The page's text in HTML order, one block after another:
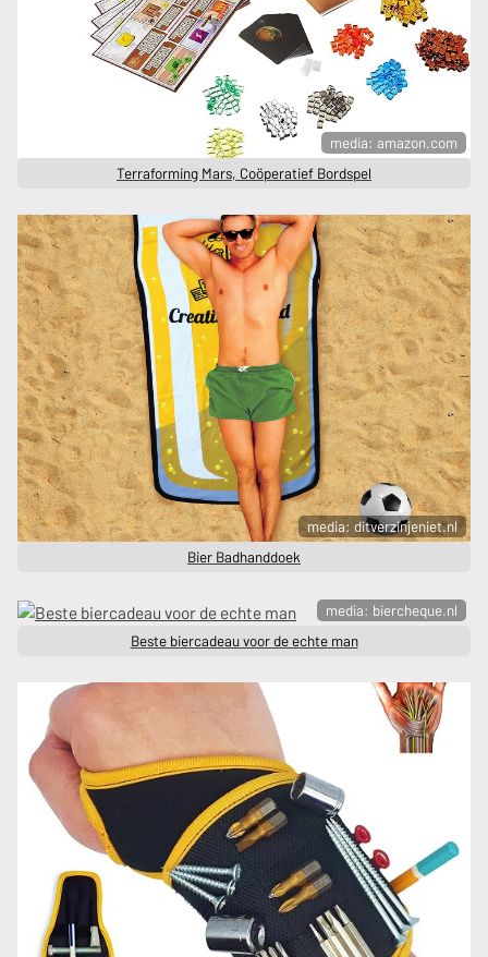
media: amazon.com
Terraforming Mars, Coöperatief Bordspel
media: ditverzinjeniet.nl
Bier Badhanddoek
media: biercheque.nl
Beste biercadeau voor de echte man